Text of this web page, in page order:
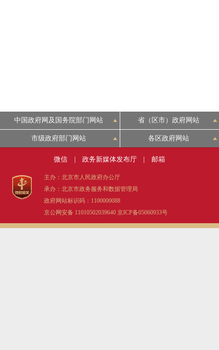
中国政府网及国务院部门网站 省（区市）政府网站
市级政府部门网站 各区政府网站
微信 政务新媒体发布厅 邮箱
主办：北京市人民政府办公厅
承办：北京市政务服务和数据管理局
政府网站标识码：1100000088
京公网安备 11010502039640 京ICP备05060933号